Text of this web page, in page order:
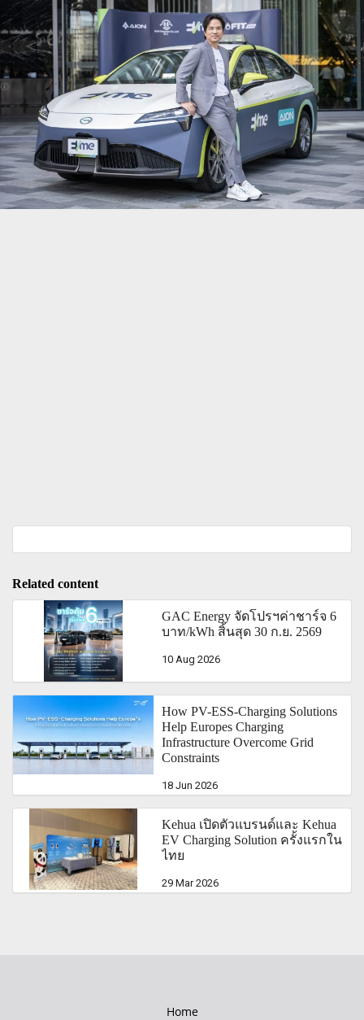
Related content
GAC Energy จัดโปรฯค่าชาร์จ 6
บาท/kWh สิ้นสุด 30 ก.ย. 2569
10 Aug 2026
How PV-ESS-Charging Solutions
Help Europes Charging
Infrastructure Overcome Grid
Constraints
18 Jun 2026
Kehua เปิดตัวแบรนด์และ Kehua
EV Charging Solution ครั้งแรกใน
ไทย
29 Mar 2026
Home